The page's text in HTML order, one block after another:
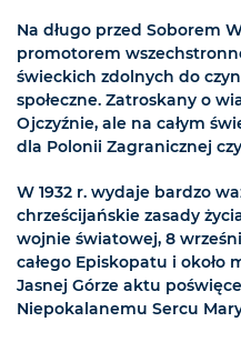
Na długo przed Soborem
promotorem
świeckich zdolnych do
społeczne. Zatroskany o
Ojczyźnie, ale na całym
dla Polonii Zagranicznej
W 1932 r. wydaje bardzo
chrześcijańskie zasady
wojnie światowej, 8
całego Episkopatu i
Jasnej Górze aktu
Niepokalanemu Sercu